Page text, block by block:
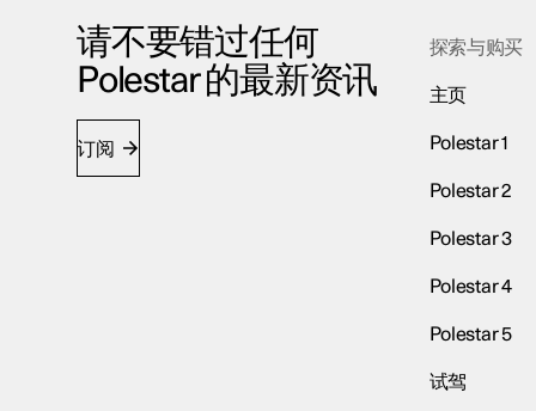
请不要错过任何
Polestar 的最新资讯
订阅
探索与购买
主页
Polestar 1
Polestar 2
Polestar 3
Polestar 4
Polestar 5
试驾